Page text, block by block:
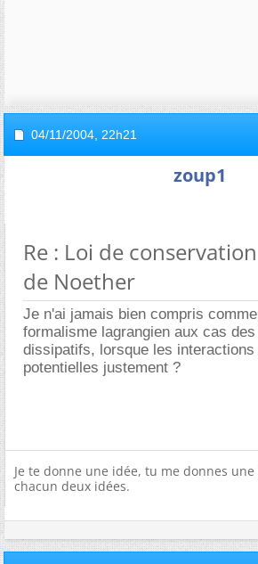
04/11/2004, 22h21
zoup1
Re : Loi de
de Noether
Je n'ai jamais bien compris
formalisme lagrangien aux cas
dissipatifs, lorsque les interactions
potentielles justement ?
Je te donne une idée, tu me donnes
chacun deux idées.